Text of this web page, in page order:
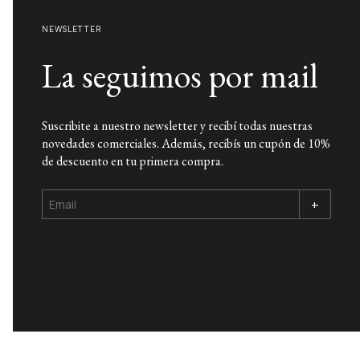
NEWSLETTER
La seguimos por mail
Suscribite a nuestro newsletter y recibí todas nuestras
novedades comerciales. Además, recibís un cupón de 10%
de descuento en tu primera compra.
+